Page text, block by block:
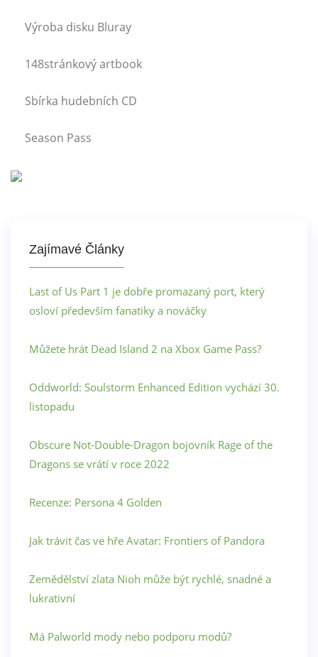
Výroba disku Bluray
148stránkový artbook
Sbírka hudebních CD
Season Pass
Zajímavé Články
Last of Us Part 1 je dobře promazaný port, který
osloví především fanatiky a nováčky
Můžete hrát Dead Island 2 na Xbox Game Pass?
Oddworld: Soulstorm Enhanced Edition vychází 30.
listopadu
Obscure Not-Double-Dragon bojovník Rage of the
Dragons se vrátí v roce 2022
Recenze: Persona 4 Golden
Jak trávit čas ve hře Avatar: Frontiers of Pandora
Zemědělství zlata Nioh může být rychlé, snadné a
lukrativní
Má Palworld mody nebo podporu modů?